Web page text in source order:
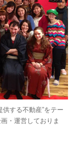
する不動産”をテー
・運営しておりま